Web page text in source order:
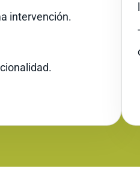
intervención.